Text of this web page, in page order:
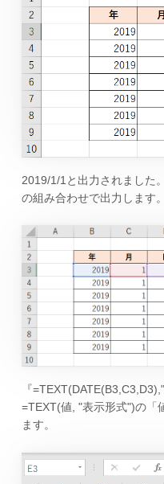
2019/1/1と出力されました
の組み合わせで出力します。
『
=TEXT(値, "表示形式")の「
ます。